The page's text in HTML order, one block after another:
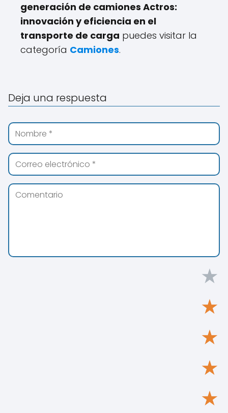
generación de camiones Actros:
innovación y eficiencia en el
transporte de carga puedes visitar la
categoría Camiones.
Deja una respuesta
★
★
★
★
★